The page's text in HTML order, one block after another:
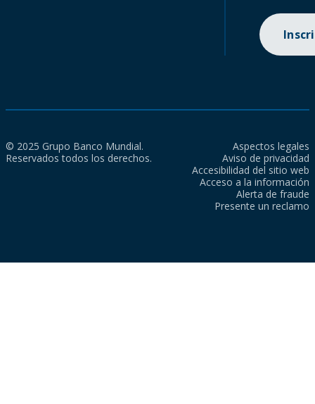
© 2025 Grupo Banco Mundial.
Reservados todos los derechos.
Aspectos legales
Aviso de privacidad
Accesibilidad del sitio web
Acceso a la información
Alerta de fraude
Presente un reclamo